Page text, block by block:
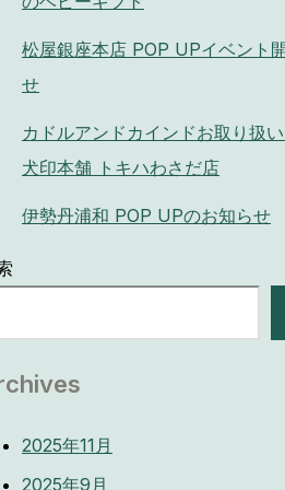
松屋銀座本店 POP UPイベント
せ
カドルアンドカインドお取り扱い
犬印本舗 トキハわさだ店
伊勢丹浦和 POP UPのお知らせ
2025年11月
2025年9月